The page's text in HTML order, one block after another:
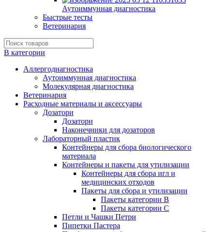
Аутоиммунная диагностика
Быстрые тесты
Ветеринария
В категории
Аллергодиагностика
Аутоиммунная диагностика
Молекулярная диагностика
Ветеринария
Расходные материалы и аксессуары
Дозатори
Дозатори
Наконечники для дозаторов
Лабораторный пластик
Контейнеры для сбора биологического
материала
Контейнеры и пакеты для утилизации
Контейнеры для сбора игл и
медицинских отходов
Пакеты для сбора и утилизации
Пакеты категории B
Пакеты категории C
Петли и Чашки Петри
Пипетки Пастера